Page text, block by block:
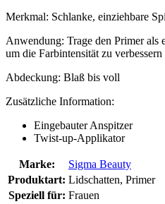
Merkmal: Schlanke, einziehbare
Anwendung: Trage den Primer als
um die Farbintensität zu verbessern
Abdeckung: Blaß bis voll
Zusätzliche Information:
Eingebauter Anspitzer
Twist-up-Applikator
Marke:
Sigma Beauty
Produktart: Lidschatten, Primer
Speziell für: Frauen